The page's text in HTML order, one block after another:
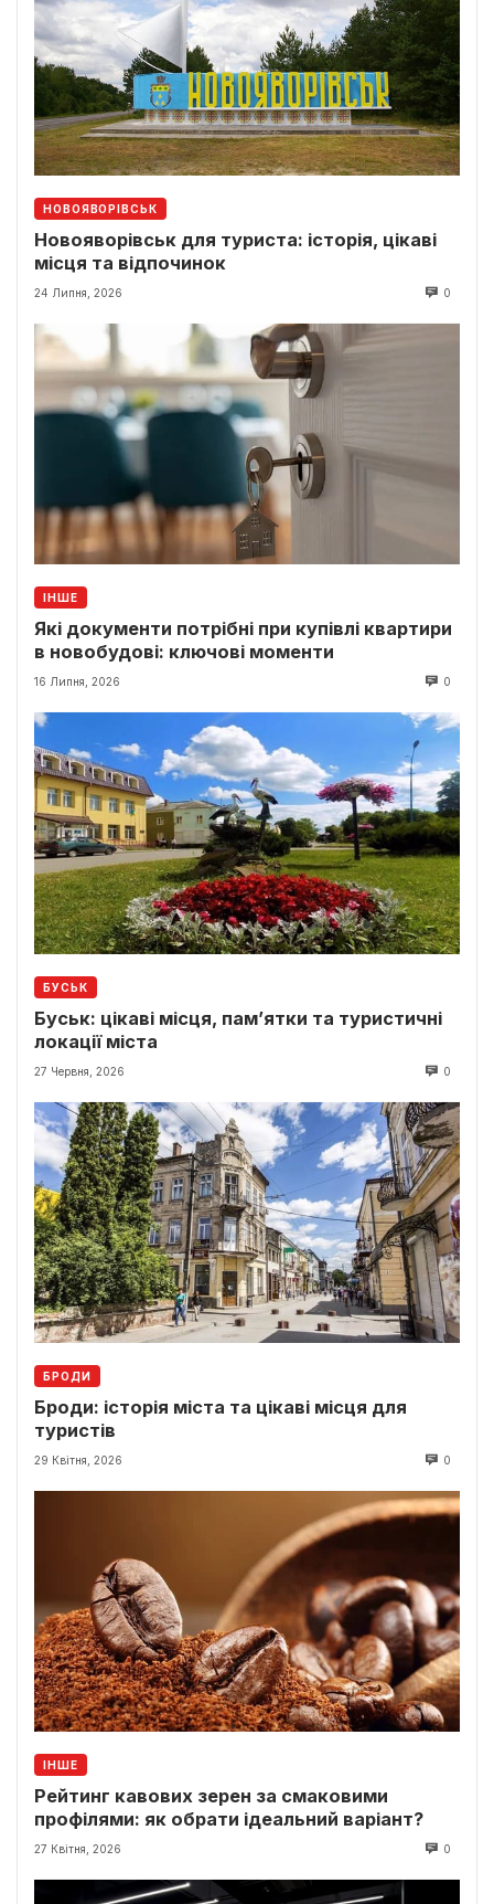
НОВОЯВОРІВСЬК
Новояворівськ для туриста: історія, цікаві
місця та відпочинок
24 Липня, 2026 0
ІНШЕ
Які документи потрібні при купівлі квартири
в новобудові: ключові моменти
16 Липня, 2026 0
БУСЬК
Буськ: цікаві місця, пам’ятки та туристичні
локації міста
27 Червня, 2026 0
БРОДИ
Броди: історія міста та цікаві місця для
туристів
29 Квітня, 2026 0
ІНШЕ
Рейтинг кавових зерен за смаковими
профілями: як обрати ідеальний варіант?
27 Квітня, 2026 0